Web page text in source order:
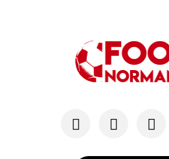
SM CAEN - MERCATO
Avec Mohamed Hafid, Malherbe veut
SM Caen : Julien Meilhac quitte la